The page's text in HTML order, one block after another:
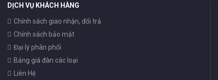
DỊCH VỤ KHÁCH HÀNG
Chính sách giao nhận, đổi trả
Chính sách bảo mật
Đại lý phân phối
Bảng giá đàn các loại
Liên Hệ